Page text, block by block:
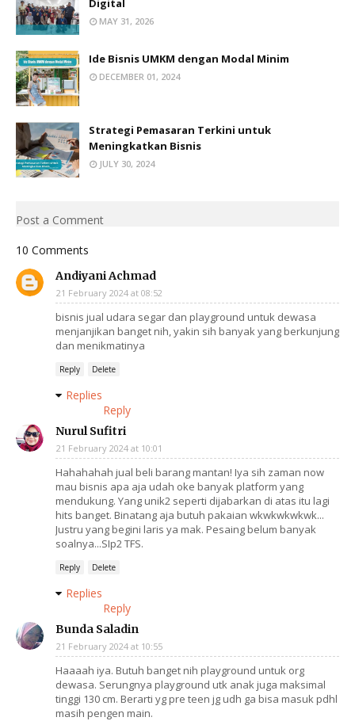
Digital
MAY 31, 2026
Ide Bisnis UMKM dengan Modal Minim
DECEMBER 01, 2024
Strategi Pemasaran Terkini untuk
Meningkatkan Bisnis
JULY 30, 2024
Post a Comment
10 Comments
Andiyani Achmad
21 February 2024 at 08:52
bisnis jual udara segar dan playground untuk dewasa
menjanjikan banget nih, yakin sih banyak yang berkunjung
dan menikmatinya
Reply Delete
Replies
Reply
Nurul Sufitri
21 February 2024 at 10:01
Hahahahah jual beli barang mantan! Iya sih zaman now
mau bisnis apa aja udah oke banyak platform yang
mendukung. Yang unik2 seperti dijabarkan di atas itu lagi
hits banget. Binatang aja butuh pakaian wkwkwkwkwk...
Justru yang begini laris ya mak. Pesaing belum banyak
soalnya...SIp2 TFS.
Reply Delete
Replies
Reply
Bunda Saladin
21 February 2024 at 10:55
Haaaah iya. Butuh banget nih playground untuk org
dewasa. Serungnya playground utk anak juga maksimal
tinggi 130 cm. Berarti yg pre teen jg udh ga bisa masuk pdhl
masih pengen main.